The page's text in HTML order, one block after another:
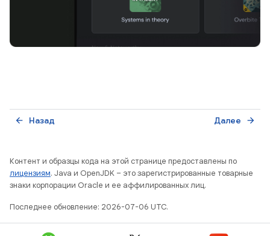
Назад
arrow_back Далее arrow_forward
Контент и образцы кода на этой странице предоставлены по
лицензиям. Java и OpenJDK – это зарегистрированные товарные
знаки корпорации Oracle и ее аффилированных лиц.
Последнее обновление: 2026-07-06 UTC.